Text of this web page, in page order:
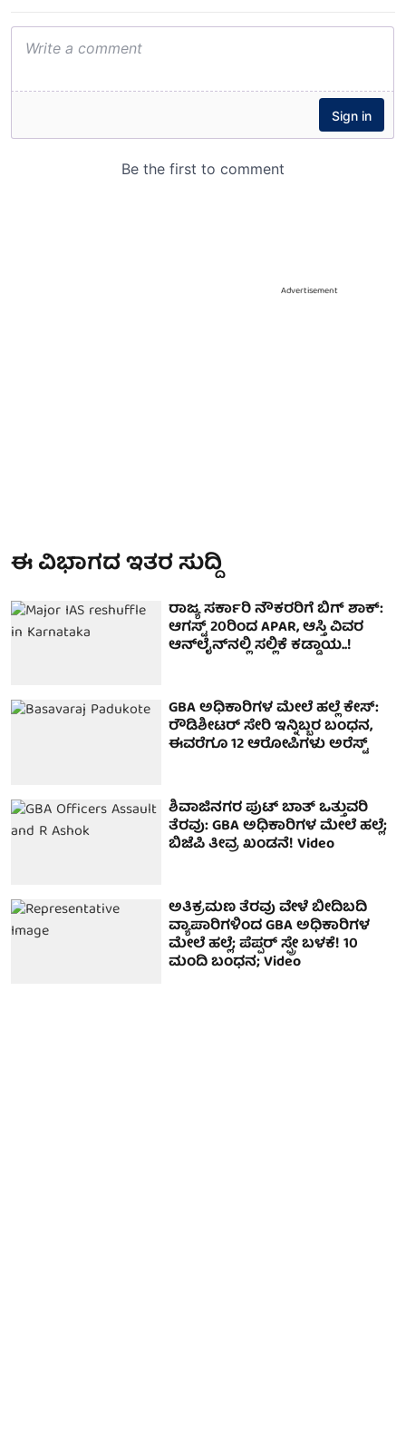
Advertisement
ಈ ವಿಭಾಗದ ಇತರ ಸುದ್ದಿ
ರಾಜ್ಯ ಸರ್ಕಾರಿ ನೌಕರರಿಗೆ ಬಿಗ್ ಶಾಕ್:
ಆಗಸ್ಟ್‌ 20ರಿಂದ APAR, ಆಸ್ತಿ ವಿವರ
ಆನ್‌ಲೈನ್‌ನಲ್ಲಿ ಸಲ್ಲಿಕೆ ಕಡ್ಡಾಯ..!
GBA ಅಧಿಕಾರಿಗಳ ಮೇಲೆ ಹಲ್ಲೆ ಕೇಸ್:
ರೌಡಿಶೀಟರ್ ಸೇರಿ ಇನ್ನಿಬ್ಬರ ಬಂಧನ,
ಈವರೆಗೂ 12 ಆರೋಪಿಗಳು ಅರೆಸ್ಟ್
ಶಿವಾಜಿನಗರ ಪುಟ್ ಬಾತ್ ಒತ್ತುವರಿ
ತೆರವು: GBA ಅಧಿಕಾರಿಗಳ ಮೇಲೆ ಹಲ್ಲೆ;
ಬಿಜೆಪಿ ತೀವ್ರ ಖಂಡನೆ! Video
ಅತಿಕ್ರಮಣ ತೆರವು ವೇಳೆ ಬೀದಿಬದಿ
ವ್ಯಾಪಾರಿಗಳಿಂದ GBA ಅಧಿಕಾರಿಗಳ
ಮೇಲೆ ಹಲ್ಲೆ; ಪೆಪ್ಪರ್ ಸ್ಪ್ರೇ ಬಳಕೆ! 10
ಮಂದಿ ಬಂಧನ; Video